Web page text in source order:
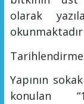
olarak
okunmaktadır
Tarihlendirme
Yapının
konulan “